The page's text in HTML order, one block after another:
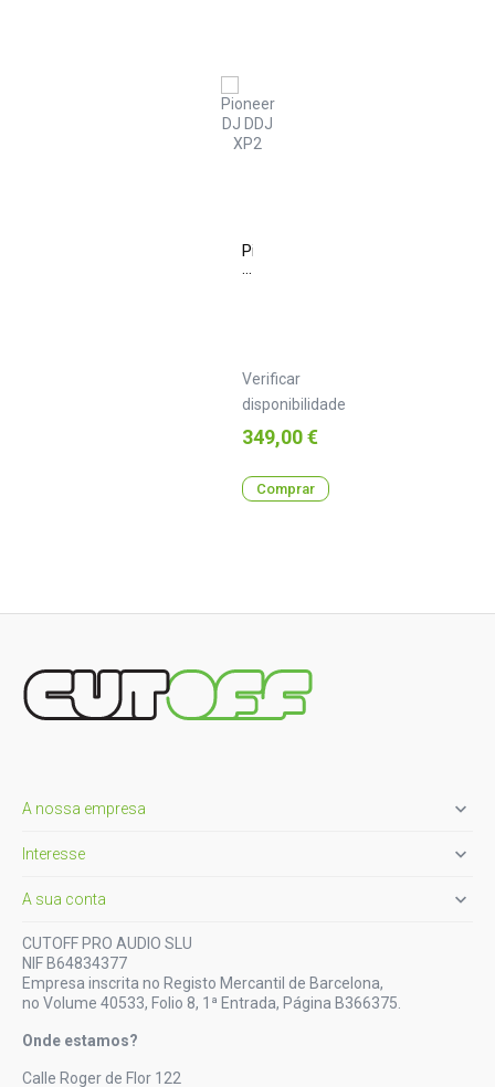
Pioneer
DJ
Verificar
disponibilidade
Preço
349,00 €
Comprar
A nossa empresa 
Interesse 
A sua conta 
CUTOFF PRO AUDIO SLU
NIF B64834377
Empresa inscrita no Registo Mercantil de Barcelona,
no Volume 40533, Folio 8, 1ª Entrada, Página B366375.
Onde estamos?
Calle Roger de Flor 122